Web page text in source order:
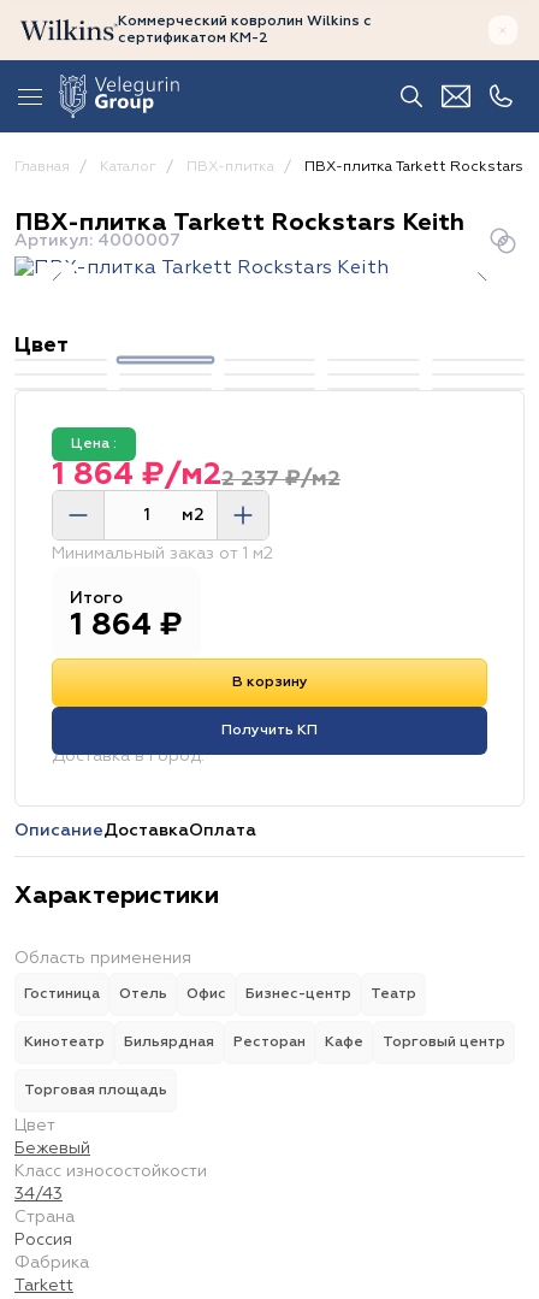
Коммерческий ковролин Wilkins с
сертификатом КМ-2
Главная Каталог ПВХ-плитка ПВХ-плитка Tarkett Rockstars
ПВХ-плитка Tarkett Rockstars Keith
Артикул: 4000007
Цвет
Цена :
2 237 ₽/м2
1 864 ₽/м2
м2
Минимальный заказ от 1 м2
Итого
1 864 ₽
В корзину
Получить КП
Доставка в город:
ОписаниеДоставкаОплата
Характеристики
Область применения
Гостиница Отель Офис Бизнес-центр Театр
Кинотеатр Бильярдная Ресторан Кафе Торговый центр
Торговая площадь
Цвет
Бежевый
Класс износостойкости
34/43
Страна
Россия
Фабрика
Tarkett